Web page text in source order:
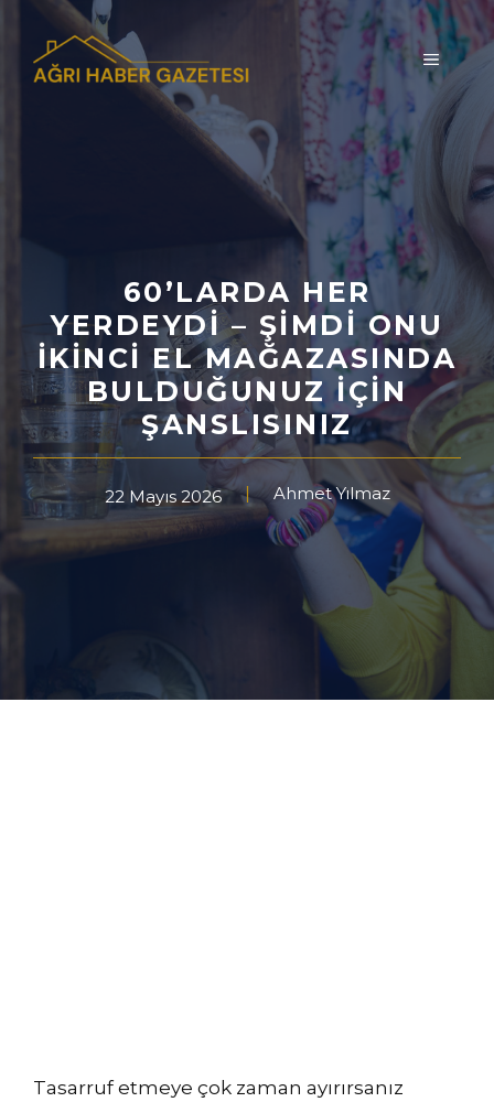
İçeriğe
MENÜ
60’LARDA HER
YERDEYDI – ŞIMDI ONU
İKINCI EL MAĞAZASINDA
BULDUĞUNUZ İÇIN
ŞANSLISINIZ
22 Mayıs 2026 Ahmet Yılmaz
Tasarruf etmeye çok zaman ayırırsanız